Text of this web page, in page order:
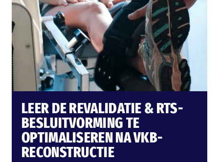
LEER DE REVALIDATIE & RTS-
BESLUITVORMING TE
OPTIMALISEREN NA VKB-
RECONSTRUCTIE